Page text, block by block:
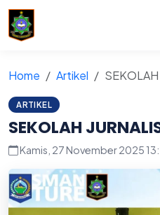
Home Artikel SEKOLAH
ARTIKEL
SEKOLAH
Kamis, 27 November 2025